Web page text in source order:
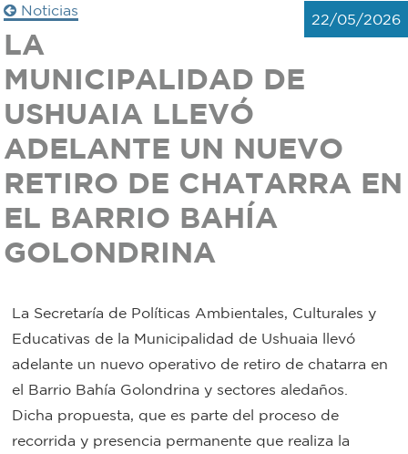
Defensa
civil
Zoonosis
Bromatología
Municipal
Mi
Trámites
Transparencia
Actualidad
Correo
Personal
Noticias
22/05/2026
LA
MUNICIPALIDAD DE
USHUAIA LLEVÓ
ADELANTE UN NUEVO
RETIRO DE CHATARRA EN
EL BARRIO BAHÍA
GOLONDRINA
La Secretaría de Políticas Ambientales, Culturales y
Educativas de la Municipalidad de Ushuaia llevó
adelante un nuevo operativo de retiro de chatarra en
el Barrio Bahía Golondrina y sectores aledaños.
Dicha propuesta, que es parte del proceso de
recorrida y presencia permanente que realiza la